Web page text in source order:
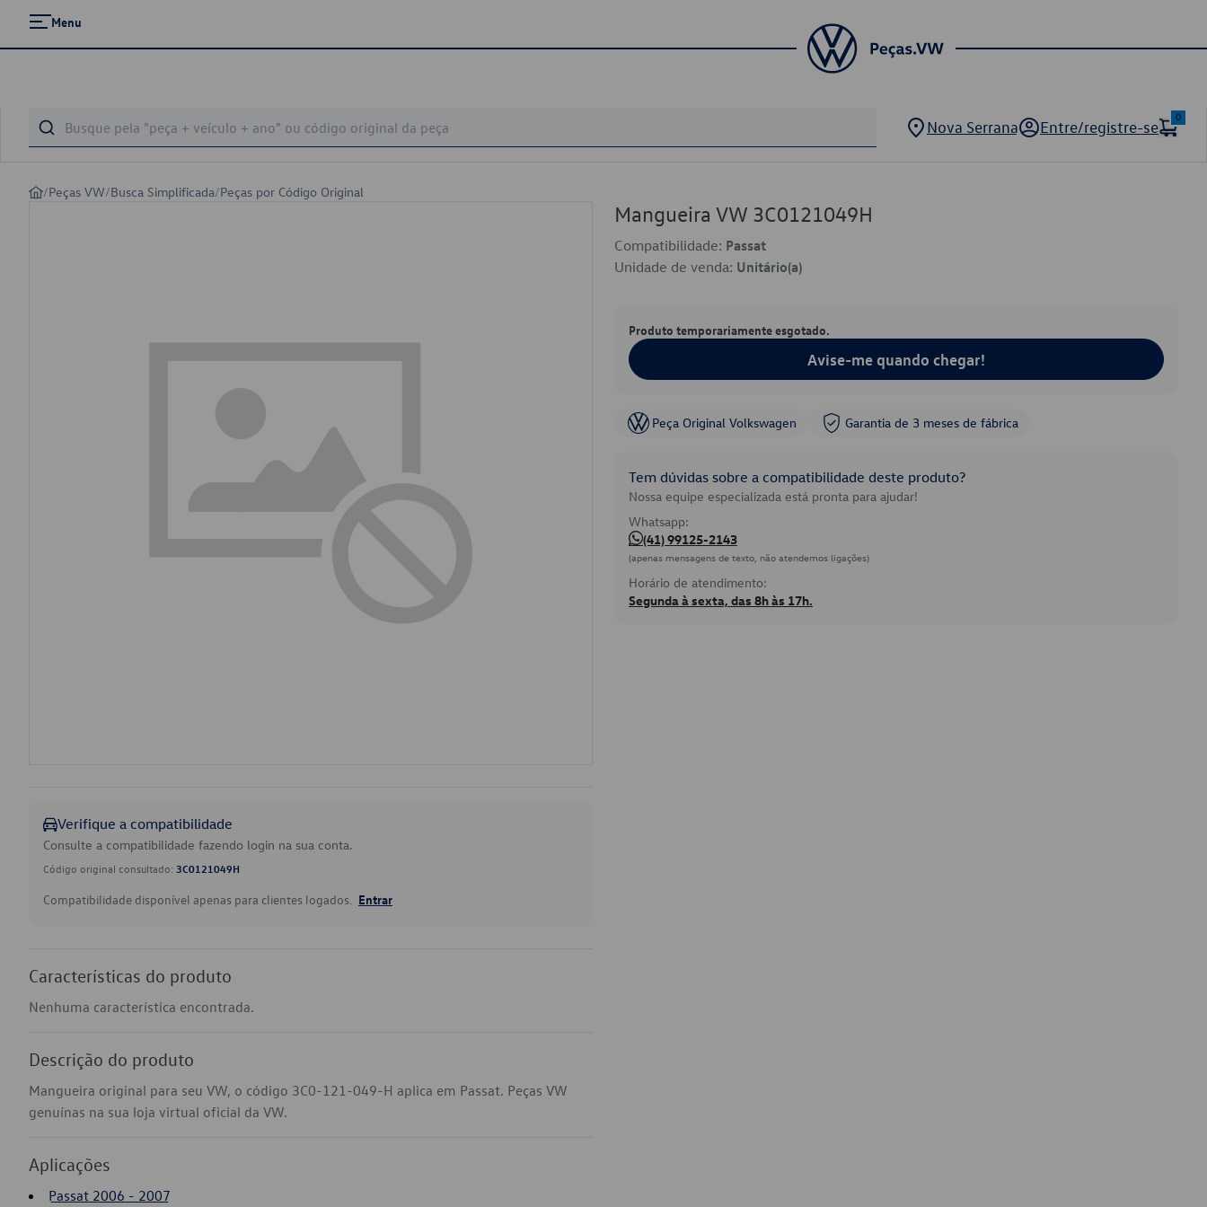
Menu
Nova Serrana Entre/registre-se
0
/Peças VW/Busca Simplificada/Peças por Código Original
Verifique a compatibilidade
Consulte a compatibilidade fazendo login na sua conta.
Código original consultado: 3C0121049H
Compatibilidade disponível apenas para clientes logados. Entrar
Características do produto
Nenhuma característica encontrada.
Descrição do produto
Mangueira original para seu VW, o código 3C0-121-049-H aplica em Passat. Peças VW
genuínas na sua loja virtual oficial da VW.
Aplicações
Passat 2006 - 2007
Mangueira VW 3C0121049H
Compatibilidade: Passat
Unidade de venda: Unitário(a)
Produto temporariamente esgotado.
Avise-me quando chegar!
Peça Original Volkswagen Garantia de 3 meses de fábrica
Tem dúvidas sobre a compatibilidade deste produto?
Nossa equipe especializada está pronta para ajudar!
Whatsapp:
(41) 99125-2143
(apenas mensagens de texto, não atendemos ligações)
Horário de atendimento:
Segunda à sexta, das 8h às 17h.